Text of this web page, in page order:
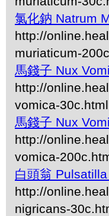
氯化鈉 Natrum
http://
muriaticum-
馬錢子 Nux
http://
vomica-30c.html
馬錢子 Nux
http://
vomica-
白頭翁
http://
nigricans-